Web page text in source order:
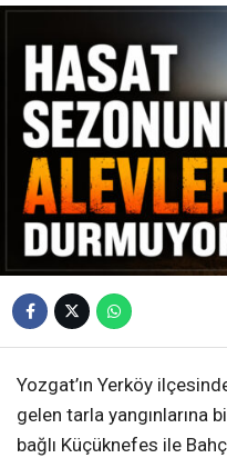
Yozgat’ın Yerköy
gelen tarla yangınlarına
bağlı Küçüknefes ile